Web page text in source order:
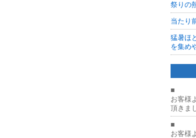
祭りの
当たり
猛暑ほ
を集め
■
お客様
頂きま
■
お客様